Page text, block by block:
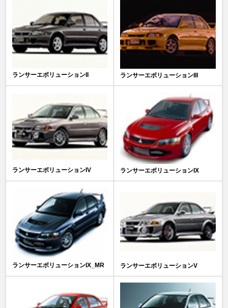
ランサーエボリューションII ランサーエボリューションIII
ランサーエボリューションIV ランサーエボリューションIX
ランサーエボリューションIX_MR ランサーエボリューションV